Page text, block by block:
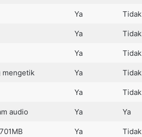
Ya Tidak
Ya Tidak
Ya Tidak
mengetik Ya Tidak
Ya Tidak
audio Ya Ya
Ya Tidak